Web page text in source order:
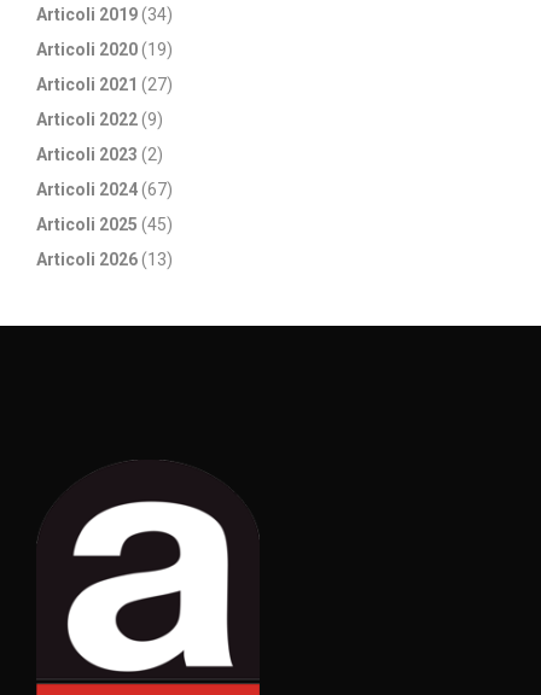
Articoli 2019(34)
Articoli 2020(19)
Articoli 2021 (27)
Articoli 2022(9)
Articoli 2023 (2)
Articoli 2024(67)
Articoli 2025 (45)
Articoli 2026(13)